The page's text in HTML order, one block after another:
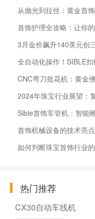
从抛光到拉丝：黄金首
首饰护理全攻略：让你
3月金价飙升140美元创
全自动化操作！SIBLE
CNC弯刀批花机：黄金
2024年珠宝行业展望：
Sible首饰车管机：智能
首饰机械设备的技术亮
如何判断珠宝首饰行业
热门推荐
CX30自动车线机